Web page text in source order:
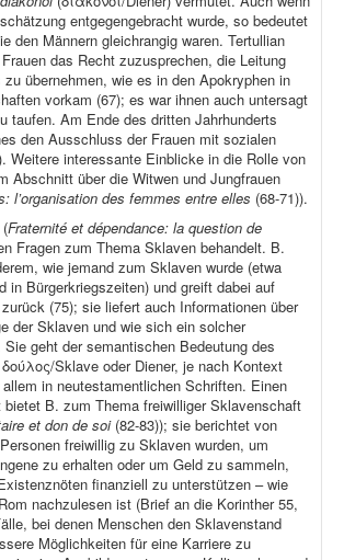
entgegengebracht wurde, so bedeutet
den Männern gleichrangig waren. Tertullian
das Recht zuzusprechen, die Leitung
übernehmen, wie es in den Apokryphen in
vorkam (67); es war ihnen auch untersagt
taufen. Am Ende des dritten Jahrhunderts
den Ausschluss der Frauen mit sozialen
Weitere interessante Einblicke in die Rolle von
Abschnitt über die Witwen und Jungfrauen
l’organisation des femmes entre elles (68-71)).
Fraternité et dépendance: la question de
Fragen zum Thema Sklaven behandelt. B.
wie jemand zum Sklaven wurde (etwa
in Bürgerkriegszeiten) und greift dabei auf
(75); sie liefert auch Informationen über
der Sklaven und wie sich ein solcher
geht der semantischen Bedeutung des
δούλος/Sklave oder Diener, je nach Kontext
in neutestamentlichen Schriften. Einen
B. zum Thema freiwilliger Sklavenschaft
et don de soi(82-83)); sie berichtet von
freiwillig zu Sklaven wurden, um
zu erhalten oder um Geld zu sammeln,
finanziell zu unterstützen – wie
nachzulesen ist (Brief an die Korinther 55,
bei denen Menschen den Sklavenstand
Möglichkeiten für eine Karriere zu